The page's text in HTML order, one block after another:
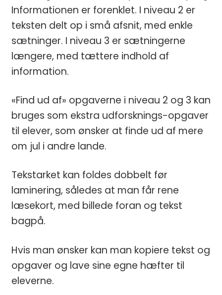
Informationen er forenklet. I niveau 2 er
teksten delt op i små afsnit, med enkle
sætninger. I niveau 3 er sætningerne
længere, med tættere indhold af
information.
«Find ud af» opgaverne i niveau 2 og 3 kan
bruges som ekstra udforsknings-opgaver
til elever, som ønsker at finde ud af mere
om jul i andre lande.
Tekstarket kan foldes dobbelt før
laminering, således at man får rene
læsekort, med billede foran og tekst
bagpå.
Hvis man ønsker kan man kopiere tekst og
opgaver og lave sine egne hæfter til
eleverne.